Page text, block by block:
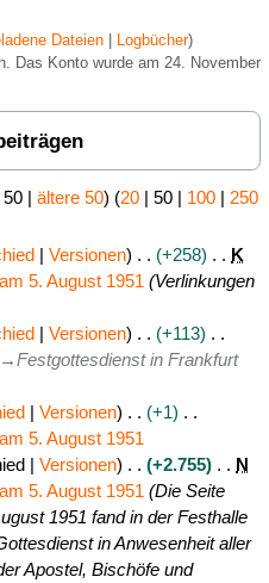
Dateien
Logbücher
Das Konto wurde am 24. November
50| ältere 50) (20| 50| 100| 250
Versionen +258
K
5. August 1951 Verlinkungen
Versionen
+113
→Festgottesdienst in Frankfurt
Versionen
+1
5. August 1951
Versionen +2.755
N
5. August 1951 Die Seite
1951 fand in der Festhalle
in Anwesenheit aller
Apostel, Bischöfe und